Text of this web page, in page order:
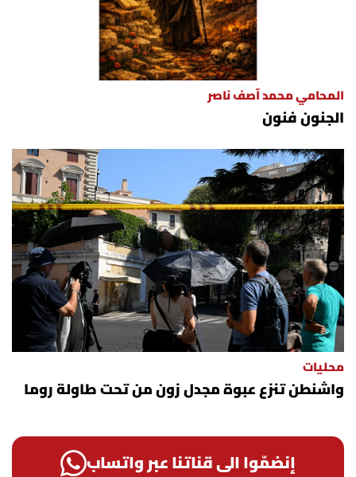
المحامي محمد آصف ناصر
الجنون فنون
محليات
واشنطن تنزع عبوة مجدل زون من تحت طاولة روما
إنضمّوا الى قناتنا عبر واتساب